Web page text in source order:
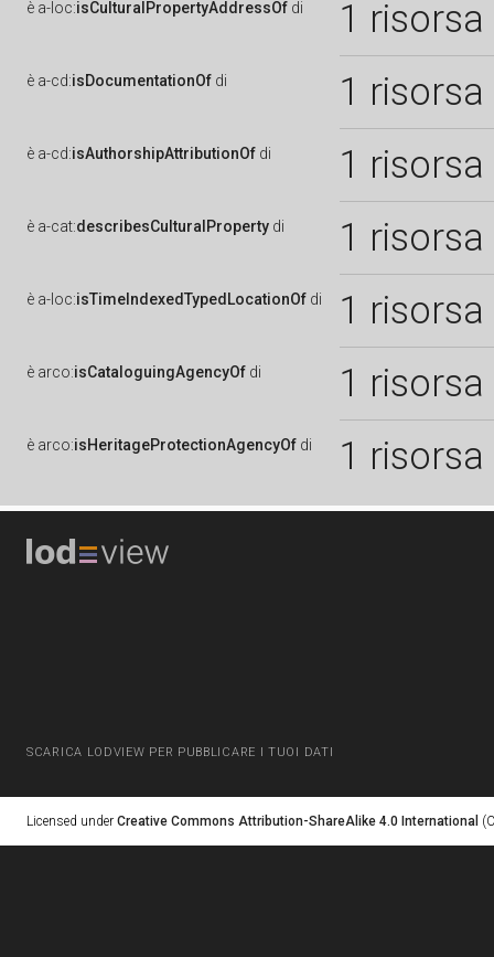
è a-loc:isCulturalPropertyAddressOf di 1 risorsa
è a-cd:isDocumentationOf di 1 risorsa
è a-cd:isAuthorshipAttributionOf di 1 risorsa
è a-cat:describesCulturalProperty di 1 risorsa
è a-loc:isTimeIndexedTypedLocationOf di 1 risorsa
è arco:isCataloguingAgencyOf di 1 risorsa
è arco:isHeritageProtectionAgencyOf di 1 risorsa
SCARICA LODVIEW PER PUBBLICARE I TUOI DATI
Licensed under Creative Commons Attribution-ShareAlike 4.0 International